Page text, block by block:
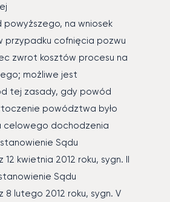
powyższego, na wniosek
przypadku cofnięcia pozwu
zwrot kosztów procesu na
możliwe jest
tej zasady, gdy powód
powództwa było
celowego dochodzenia
Sądu
12 kwietnia 2012 roku, sygn. II
Sądu
8 lutego 2012 roku, sygn. V